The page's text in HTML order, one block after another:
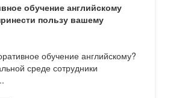
обучение английскому
пользу вашему
обучение английскому?
среде сотрудники